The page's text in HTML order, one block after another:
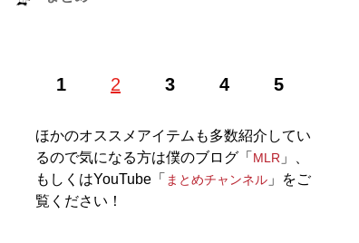
1 2 3 4 5
ップ、古着、ウェブメディアなどアパレルに関する多彩
でオシャレ初心者にもわかりやすいファッション情報を
配信中！
記事一覧へ
ほかのオススメアイテムも多数紹介してい
るので気になる方は僕のブログ「 MLR 」、
もしくはYouTube「 まとめチャンネル」をご
覧ください！